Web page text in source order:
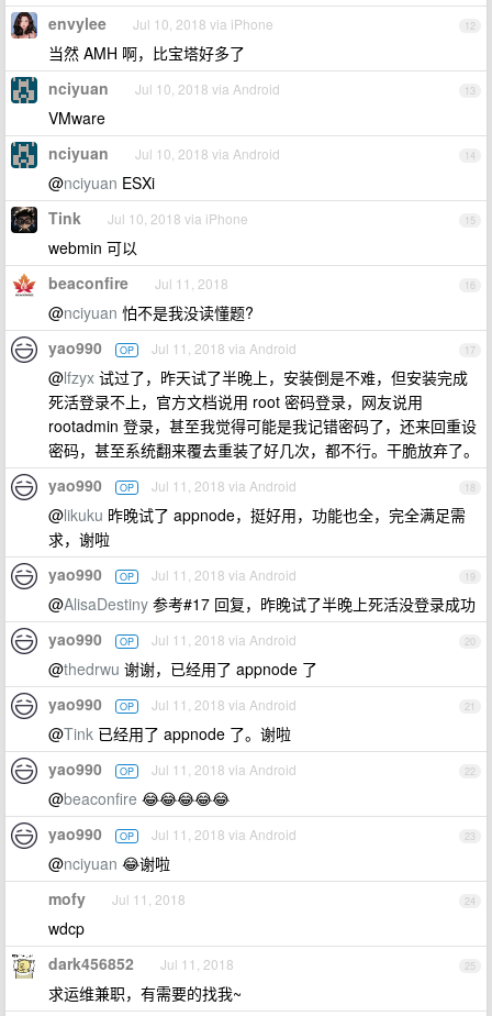
12
envylee Jul 10, 2018 via iPhone
当然 AMH 啊，比宝塔好多了
13
nciyuan Jul 10, 2018 via Android
VMware
14
nciyuan Jul 10, 2018 via Android
@nciyuan ESXi
15
Tink Jul 10, 2018 via iPhone
webmin 可以
16
beaconfire Jul 11, 2018
@nciyuan 怕不是我没读懂题?
17
yao990 OP Jul 11, 2018 via Android
@lfzyx 试过了，昨天试了半晚上，安装倒是不难，但安装完成
死活登录不上，官方文档说用 root 密码登录，网友说用
rootadmin 登录，甚至我觉得可能是我记错密码了，还来回重设
密码，甚至系统翻来覆去重装了好几次，都不行。干脆放弃了。
18
yao990 OP Jul 11, 2018 via Android
@likuku 昨晚试了 appnode，挺好用，功能也全，完全满足需
求，谢啦
19
yao990 OP Jul 11, 2018 via Android
@AlisaDestiny 参考#17 回复，昨晚试了半晚上死活没登录成功
20
yao990 OP Jul 11, 2018 via Android
@thedrwu 谢谢，已经用了 appnode 了
21
yao990 OP Jul 11, 2018 via Android
@Tink 已经用了 appnode 了。谢啦
22
yao990 OP Jul 11, 2018 via Android
@beaconfire 😂😂😂😂😂
23
yao990 OP Jul 11, 2018 via Android
@nciyuan 😂谢啦
24
mofy Jul 11, 2018
wdcp
25
dark456852 Jul 11, 2018
求运维兼职，有需要的找我~